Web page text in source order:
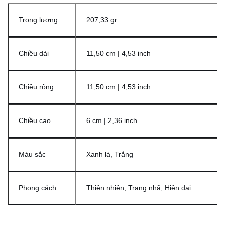
Trọng lượng 207,33 gr
Chiều dài 11,50 cm | 4,53 inch
Chiều rộng 11,50 cm | 4,53 inch
Chiều cao 6 cm | 2,36 inch
Màu sắc Xanh lá, Trắng
Phong cách Thiên nhiên, Trang nhã, Hiện đại